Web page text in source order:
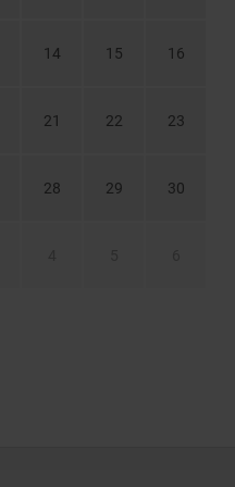
tenisz, minigolf,
nem hagyható felügyelet
használhatják. Az
14 15 16
21 22 23
28 29 30